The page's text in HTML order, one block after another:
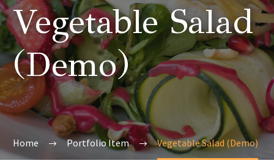
Vegetable Salad
(Demo)
Home Portfolio Item Vegetable Salad (Demo)